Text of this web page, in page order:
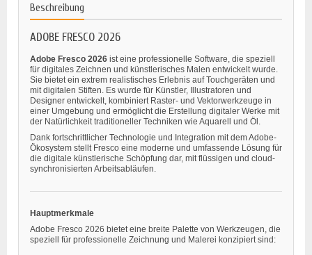
Beschreibung
ADOBE FRESCO 2026
Adobe Fresco 2026 ist eine professionelle Software, die speziell
für digitales Zeichnen und künstlerisches Malen entwickelt wurde.
Sie bietet ein extrem realistisches Erlebnis auf Touchgeräten und
mit digitalen Stiften. Es wurde für Künstler, Illustratoren und
Designer entwickelt, kombiniert Raster- und Vektorwerkzeuge in
einer Umgebung und ermöglicht die Erstellung digitaler Werke mit
der Natürlichkeit traditioneller Techniken wie Aquarell und Öl.
Dank fortschrittlicher Technologie und Integration mit dem Adobe-
Ökosystem stellt Fresco eine moderne und umfassende Lösung für
die digitale künstlerische Schöpfung dar, mit flüssigen und cloud-
synchronisierten Arbeitsabläufen.
Hauptmerkmale
Adobe Fresco 2026 bietet eine breite Palette von Werkzeugen, die
speziell für professionelle Zeichnung und Malerei konzipiert sind: